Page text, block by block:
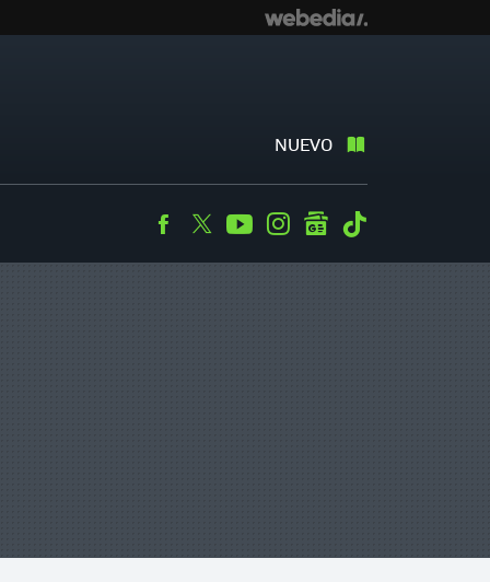
NUEVO
Facebook
TwitterYoutubeInstagramgooglenews